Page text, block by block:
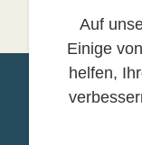
Auf
Einige
helfen,